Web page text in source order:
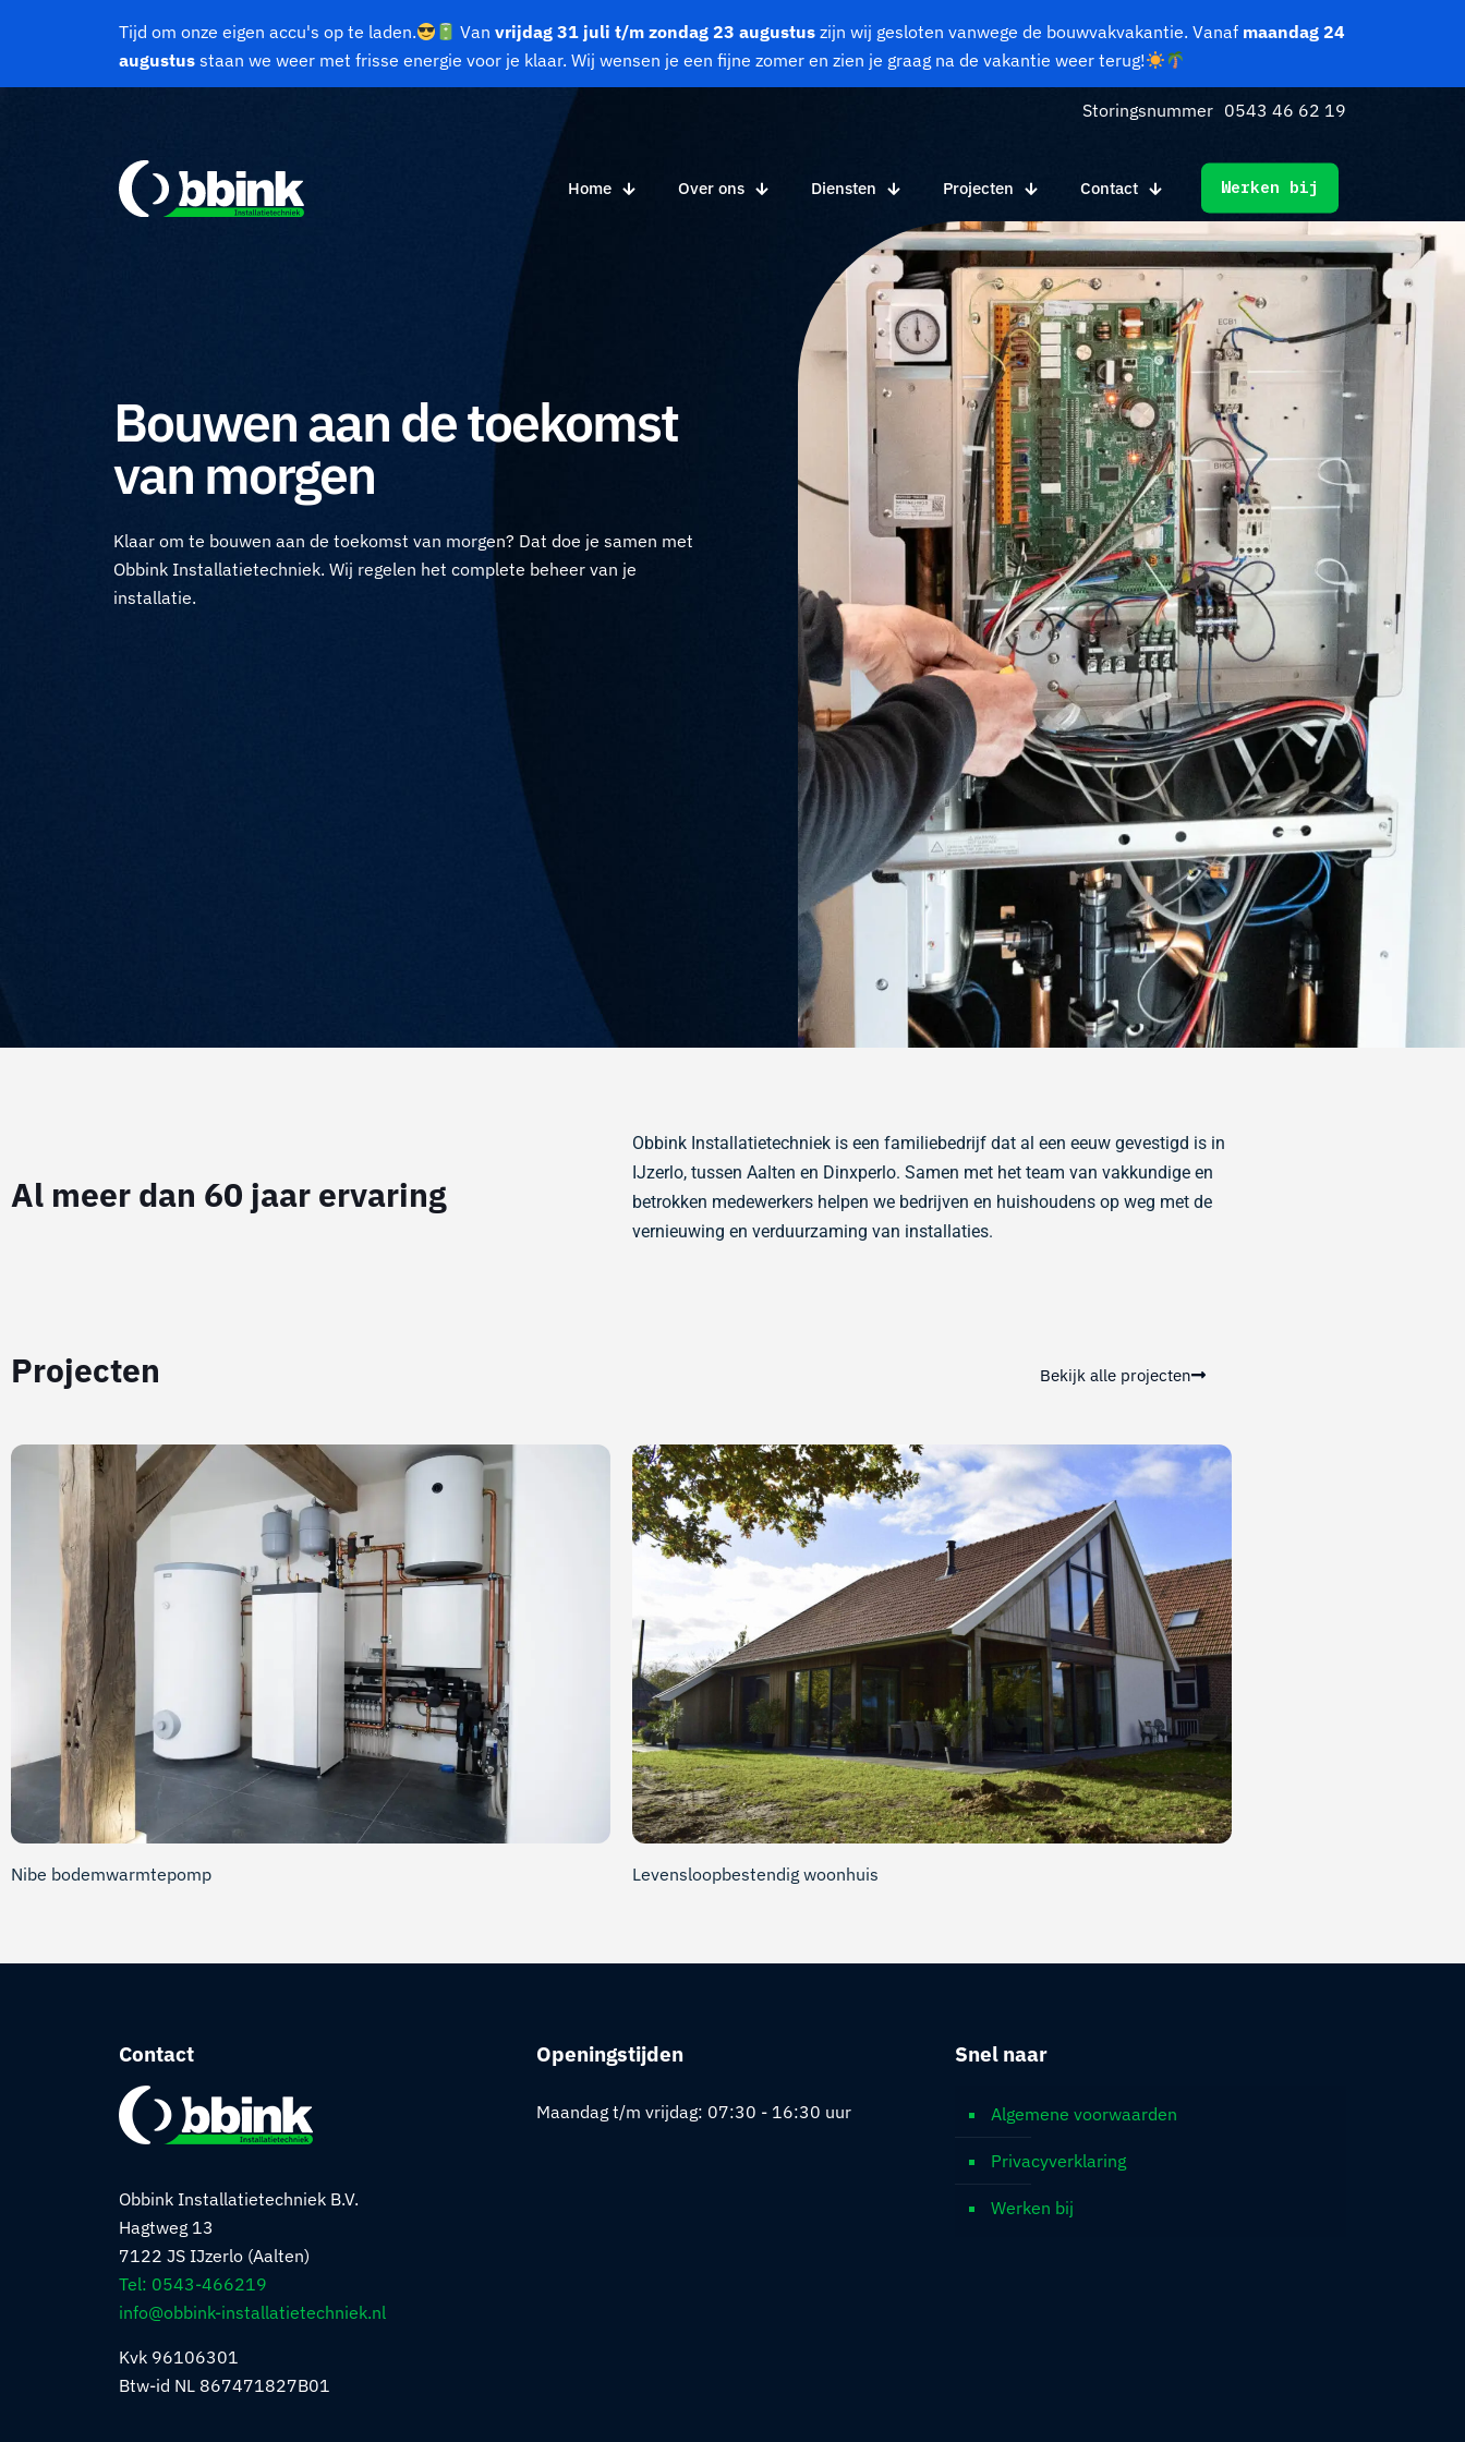
Tijd om onze eigen accu's op te laden. Vanvrijdag 31 juli t/m zondag 23 augustus zijn wij gesloten vanwege de bouwvakvakantie. Vanaf maandag 24
augustus staan we weer met frisse energie voor je klaar. Wij wensen je een fijne zomer en zien je graag na de vakantie weer terug!
Storingsnummer 0543 46 62 19
Home Over ons Diensten Projecten Contact Werken bij
Bouwen aan de toekomst
van morgen
Klaar om te bouwen aan de toekomst van morgen? Dat doe je samen met
Obbink Installatietechniek. Wij regelen het complete beheer van je
installatie.
Al meer dan 60 jaar ervaring
Obbink Installatietechniek is een familiebedrijf dat al een eeuw gevestigd is in
IJzerlo, tussen Aalten en Dinxperlo. Samen met het team van vakkundige en
betrokken medewerkers helpen we bedrijven en huishoudens op weg met de
vernieuwing en verduurzaming van installaties.
Projecten Bekijk alle projecten
Nibe bodemwarmtepomp Levensloopbestendig woonhuis
Contact
Obbink Installatietechniek B.V.
Hagtweg 13
7122 JS IJzerlo (Aalten)
Tel: 0543-466219
info@obbink-installatietechniek.nl
Kvk 96106301
Btw-id NL 867471827B01
Openingstijden
Maandag t/m vrijdag: 07:30 - 16:30 uur
Snel naar
Algemene voorwaarden
Privacyverklaring
Werken bij